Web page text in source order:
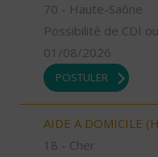
70 - Haute-Saône
Possibilité de CDI
01/08/2026
POSTULER
AIDE A DOMICILE
18 - Cher